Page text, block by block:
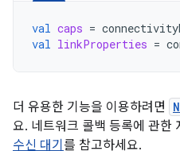
val caps =
val linkProperties =
더 유용한 기능을 이용하려면
요. 네트워크 콜백 등록에 관한
수신 대기 를 참고하세요.